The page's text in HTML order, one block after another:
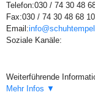
Telefon:030 / 74 30 48
Fax:030 / 74 30 48 68 10
Email:
Soziale Kanäle:
Weiterführende
Mehr Infos ▼